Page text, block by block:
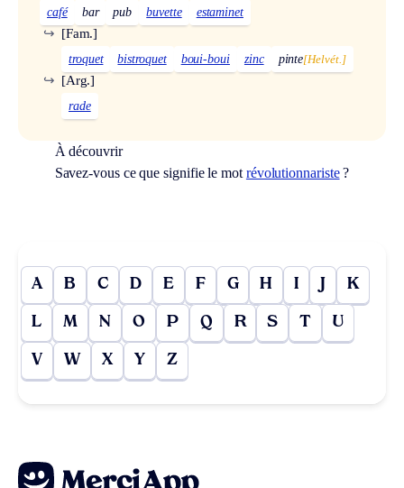
café bar pub buvette estaminet
[Fam.]
↪
troquet bistroquet boui-boui zinc pinte[Helvét.]
[Arg.]
↪
rade
À découvrir
Savez-vous ce que signifie le mot révolutionnariste?
A B C D E F G H I J K
L M N O P Q R S T U
V W X Y Z